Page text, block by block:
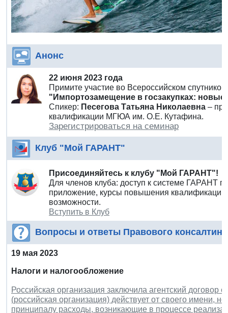
Анонс
22 июня 2023 года
Примите участие во Всероссийском
"Импортозамещение в госзакупках:
Спикер: Песегова Татьяна Николаевна –
квалификации МГЮА им. О.Е. Кутафина.
Зарегистрироваться на семинар
Клуб "Мой ГАРАНТ"
Присоединяйтесь к клубу "Мой ГАРАНТ"!
Для членов клуба: доступ к системе ГАРАНТ
приложение, курсы повышения квалификации
возможности.
Вступить в Клуб
Вопросы и ответы Правового
19 мая 2023
Налоги и налогообложение
Российская организация заключила агентский договор
(российская организация) действует от своего имени,
принципалу расходы, возникающие в процессе